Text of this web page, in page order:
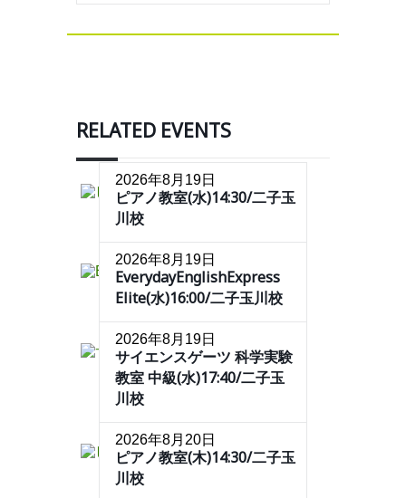
RELATED EVENTS
2026年8月19日
ピアノ教室(水)14:30/二子玉
川校
2026年8月19日
EverydayEnglishExpress
Elite(水)16:00/二子玉川校
2026年8月19日
サイエンスゲーツ 科学実験
教室 中級(水)17:40/二子玉
川校
2026年8月20日
ピアノ教室(木)14:30/二子玉
川校